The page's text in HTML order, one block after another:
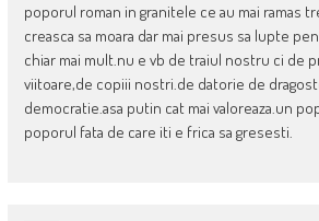
poporul roman in granitele ce au mai ramas
creasca sa moara dar mai presus sa lupte
chiar mai mult.nu e vb de traiul nostru ci de
viitoare,de copiii nostri.de datorie de
democratie.asa putin cat mai valoreaza.un
poporul fata de care iti e frica sa gresesti.